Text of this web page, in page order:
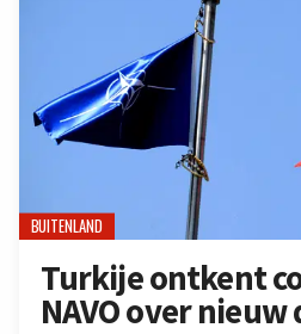
BUITENLAND
Turkije ontkent
NAVO over